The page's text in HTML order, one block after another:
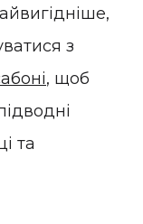
з
, щоб
та